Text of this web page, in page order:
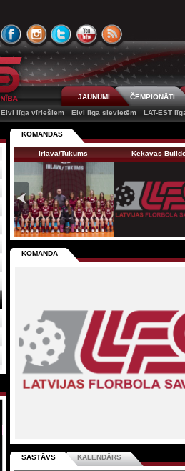
JAUNUMI
ČEMPIONĀTI
Elvi līga vīriešiem
Elvi līga sievietēm LAT-EST
KOMANDAS
Irlava/Tukums Ķekavas
KOMANDA
SASTĀVS KALENDĀRS